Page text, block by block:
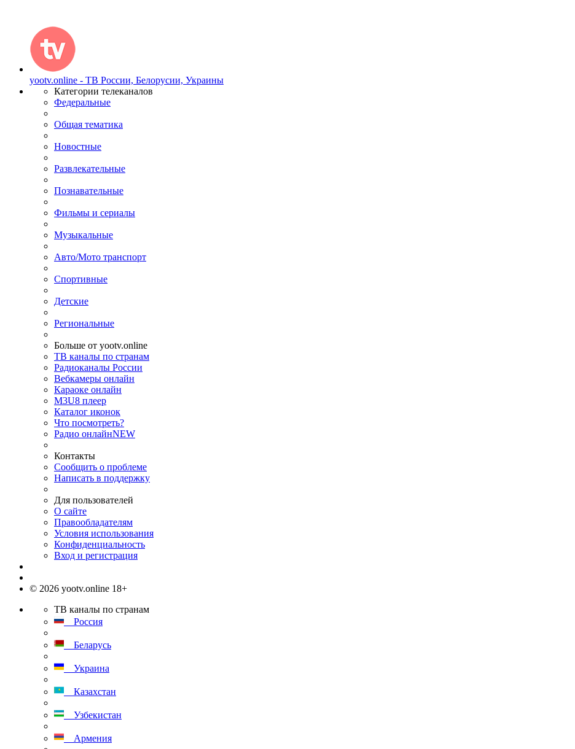
yootv.online - ТВ России, Белорусии, Украины
Категории телеканалов
Федеральные
Общая тематика
Новостные
Развлекательные
Познавательные
Фильмы и сериалы
Музыкальные
Авто/Мото транспорт
Спортивные
Детские
Региональные
Больше от yootv.online
ТВ каналы по странам
Радиоканалы России
Вебкамеры онлайн
Караоке онлайн
M3U8 плеер
Каталог иконок
Что посмотреть?
Радио онлайнNEW
Контакты
Сообщить о проблеме
Написать в поддержку
Для пользователей
О сайте
Правообладателям
Условия использования
Конфиденциальность
Вход и регистрация
© 2026 yootv.online 18+
ТВ каналы по странам
Россия
Беларусь
Украина
Казахстан
Узбекистан
Армения